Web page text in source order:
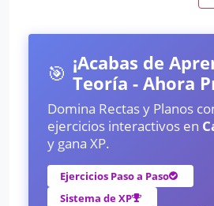
🎯 ¡Acabas de
Teoría - Ahora
Domina Rectas y Planos
ejercicios interactivos en
y gana XP.
Ejercicios Paso a Paso
Sistema de XP